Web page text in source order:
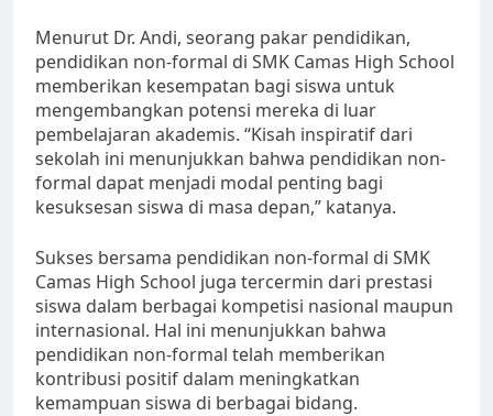
Menurut Dr. Andi, seorang pakar pendidikan,
pendidikan non-formal di SMK Camas High School
memberikan kesempatan bagi siswa untuk
mengembangkan potensi mereka di luar
pembelajaran akademis. “Kisah inspiratif dari
sekolah ini menunjukkan bahwa pendidikan non-
formal dapat menjadi modal penting bagi
kesuksesan siswa di masa depan,” katanya.
Sukses bersama pendidikan non-formal di SMK
Camas High School juga tercermin dari prestasi
siswa dalam berbagai kompetisi nasional maupun
internasional. Hal ini menunjukkan bahwa
pendidikan non-formal telah memberikan
kontribusi positif dalam meningkatkan
kemampuan siswa di berbagai bidang.